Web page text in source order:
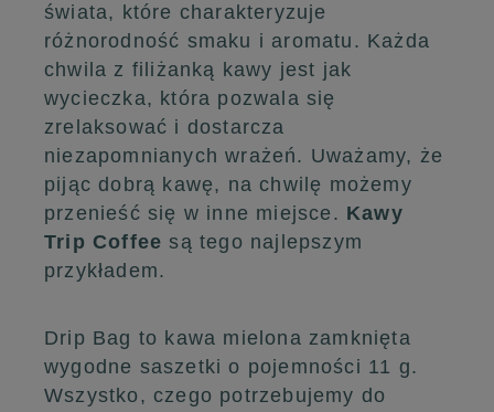
świata, które charakteryzuje
różnorodność smaku i aromatu. Każda
chwila z filiżanką kawy jest jak
wycieczka, która pozwala się
zrelaksować i dostarcza
niezapomnianych wrażeń. Uważamy, że
pijąc dobrą kawę, na chwilę możemy
przenieść się w inne miejsce. Kawy
Trip Coffee są tego najlepszym
przykładem.
Drip Bag to kawa mielona zamknięta
wygodne saszetki o pojemności 11 g.
Wszystko, czego potrzebujemy do